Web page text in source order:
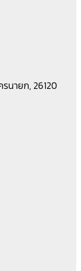
นายก, 26120